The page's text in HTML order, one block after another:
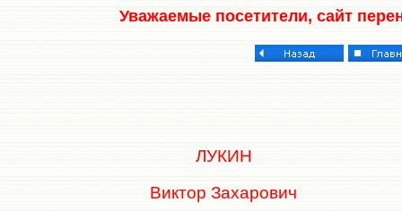
Уважаемые посетители, сайт
ЛУКИН
Виктор Захарович